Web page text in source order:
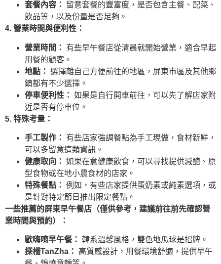
套餐內容：
留意套餐的豐富度，是否包含主餐、配菜、
飲品等，以及份量是否足夠。
4. 營業時間與便利性：
營業時間：
有些早午餐店從清晨就開始營業，適合早起
用餐的顧客。
地點： 選擇離自己方便前往的地區，屏東市區及其他鄉
鎮都有不少選擇。
停車便利性： 如果是自行開車前往，可以先了解店家附
近是否有停車位。
5. 特殊考量：
手工製作：
有些店家強調餐點為手工現做，食材新鮮，
可以多留意這類資訊。
健康取向： 如果在意健康飲食，可以尋找提供減醣、原
型食物或在地小農食材的店家。
特殊餐點： 例如，有些店家提供蛋奶素或純素選項，或
是針對特定節日推出限定餐點。
一些推薦的屏東早午餐店（僅供參考，建議前往前先確認營
業時間與預約）：
歐嗨唷早午餐： 韓系溫馨風格，雙色地瓜球是招牌。
探柵TanZha：
高質感設計，用餐環境舒適，提供早午